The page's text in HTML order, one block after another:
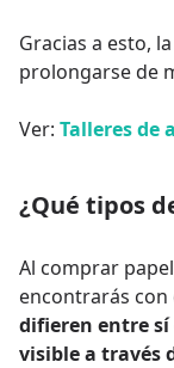
Gracias a esto,
prolongarse de
Ver: Talleres de
¿Qué tipos
Al comprar
encontrarás con
difieren entre sí
visible a través